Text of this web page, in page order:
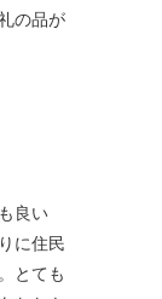
の品が
良い
に住民
とても